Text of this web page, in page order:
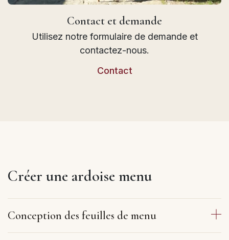
Contact et demande
Utilisez notre formulaire de demande et
contactez-nous.
Contact
Créer une ardoise menu
Conception des feuilles de menu